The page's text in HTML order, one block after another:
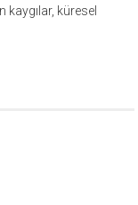
kaygılar, küresel